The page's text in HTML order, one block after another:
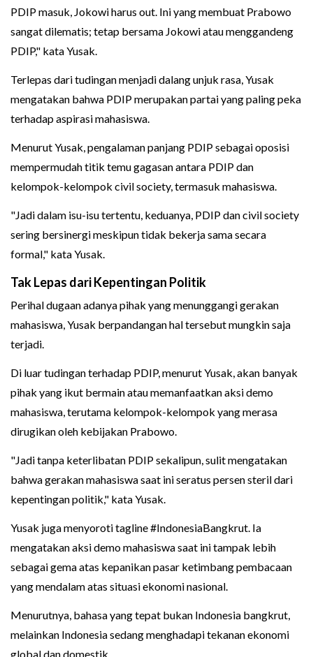
PDIP masuk, Jokowi harus out. Ini yang membuat Prabowo
sangat dilematis; tetap bersama Jokowi atau menggandeng
PDIP," kata Yusak.
Terlepas dari tudingan menjadi dalang unjuk rasa, Yusak
mengatakan bahwa PDIP merupakan partai yang paling peka
terhadap aspirasi mahasiswa.
Menurut Yusak, pengalaman panjang PDIP sebagai oposisi
mempermudah titik temu gagasan antara PDIP dan
kelompok-kelompok civil society, termasuk mahasiswa.
"Jadi dalam isu-isu tertentu, keduanya, PDIP dan civil society
sering bersinergi meskipun tidak bekerja sama secara
formal," kata Yusak.
Tak Lepas dari Kepentingan Politik
Perihal dugaan adanya pihak yang menunggangi gerakan
mahasiswa, Yusak berpandangan hal tersebut mungkin saja
terjadi.
Di luar tudingan terhadap PDIP, menurut Yusak, akan banyak
pihak yang ikut bermain atau memanfaatkan aksi demo
mahasiswa, terutama kelompok-kelompok yang merasa
dirugikan oleh kebijakan Prabowo.
"Jadi tanpa keterlibatan PDIP sekalipun, sulit mengatakan
bahwa gerakan mahasiswa saat ini seratus persen steril dari
kepentingan politik," kata Yusak.
Yusak juga menyoroti tagline #IndonesiaBangkrut. Ia
mengatakan aksi demo mahasiswa saat ini tampak lebih
sebagai gema atas kepanikan pasar ketimbang pembacaan
yang mendalam atas situasi ekonomi nasional.
Menurutnya, bahasa yang tepat bukan Indonesia bangkrut,
melainkan Indonesia sedang menghadapi tekanan ekonomi
global dan domestik.